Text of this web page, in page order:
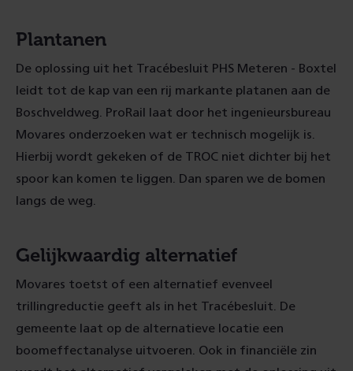
Plantanen
De oplossing uit het Tracébesluit PHS Meteren - Boxtel
leidt tot de kap van een rij markante platanen aan de
Boschveldweg. ProRail laat door het ingenieursbureau
Movares onderzoeken wat er technisch mogelijk is.
Hierbij wordt gekeken of de TROC niet dichter bij het
spoor kan komen te liggen. Dan sparen we de bomen
langs de weg.
Gelijkwaardig alternatief
Movares toetst of een alternatief evenveel
trillingreductie geeft als in het Tracébesluit. De
gemeente laat op de alternatieve locatie een
boomeffectanalyse uitvoeren. Ook in financiële zin